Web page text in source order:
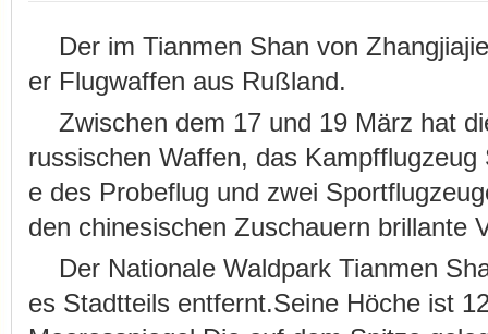
Der im Tianmen Shan von
er Flugwaffen aus Rußland.
Zwischen dem 17 und 19 März hat
russischen Waffen, das
e des Probeflug und zwei
den chinesischen Zuschauern brillante
Der Nationale Waldpark Tianmen
es Stadtteils entfernt.Seine Höche ist